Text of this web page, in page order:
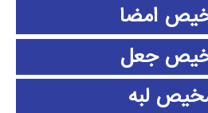
امضا
جعل
لبه